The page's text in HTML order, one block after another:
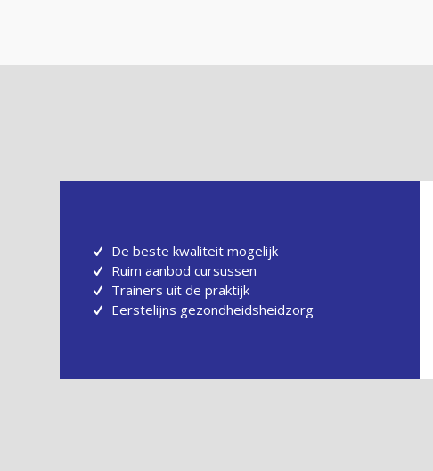
De beste kwaliteit mogelijk
Ruim aanbod cursussen
Trainers uit de praktijk
Eerstelijns gezondheidsheidzorg